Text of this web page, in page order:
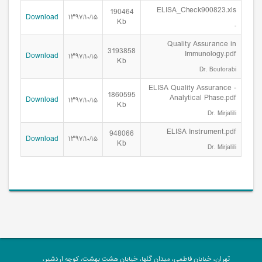
ELISA_Check900823.xls
-
190464
Kb ۱۳۹۷/۱۰/۱۵ Download
Quality Assurance in
Immunology.pdf
Dr. Boutorabi
3193858
Kb ۱۳۹۷/۱۰/۱۵ Download
ELISA Quality Assurance -
Analytical Phase.pdf
Dr. Mirjalili
1860595
Kb ۱۳۹۷/۱۰/۱۵ Download
ELISA Instrument.pdf
Dr. Mirjalili
948066
Kb ۱۳۹۷/۱۰/۱۵ Download
تهران، خیابان فاطمی، میدان گلها، خیابان هشت بهشت، کوچه اردشیر،